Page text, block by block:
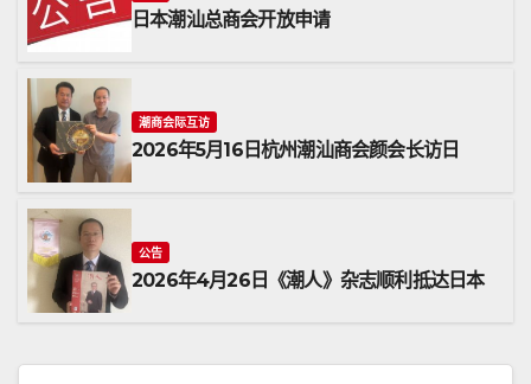
日本潮汕总商会开放申请
潮商会际互访
2026年5月16日杭州潮汕商会颜会长访日
公告
2026年4月26日《潮人》杂志顺利抵达日本